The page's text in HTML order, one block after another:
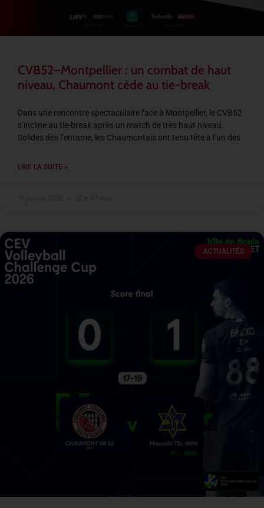
CVB52–Montpellier : un combat de haut
niveau, Chaumont cède au tie-break
Dans une rencontre spectaculaire face à Montpellier, le CVB52
s’incline au tie-break après un match de très haut niveau.
Solides dès l’entame, les Chaumontais ont tenu tête à l’un des
LIRE LA SUITE »
ACTUALITÉS